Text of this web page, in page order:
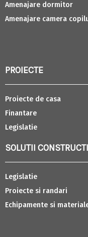
Amenajare dormitor
Amenajare camera
PROIECTE
Proiecte de casa
Finantare
Legislatie
SOLUTII
Legislatie
Proiecte si randari
Echipamente si